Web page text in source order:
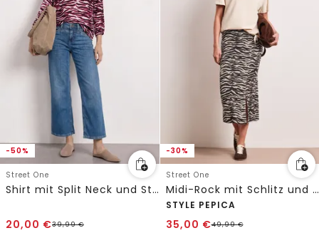
-50%
Street One
Shirt mit Split Neck und Strukturmix
20,00 €39,99€
-30%
Street One
Midi-Rock mit Schlitz und Animal Print
STYLE PEPICA
35,00 €49,99€